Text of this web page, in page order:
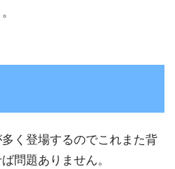
く登場するのでこれまた背
問題ありません。